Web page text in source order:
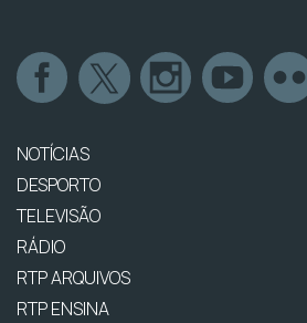
NOTÍCIAS
DESPORTO
TELEVISÃO
RÁDIO
RTP ARQUIVOS
RTP ENSINA